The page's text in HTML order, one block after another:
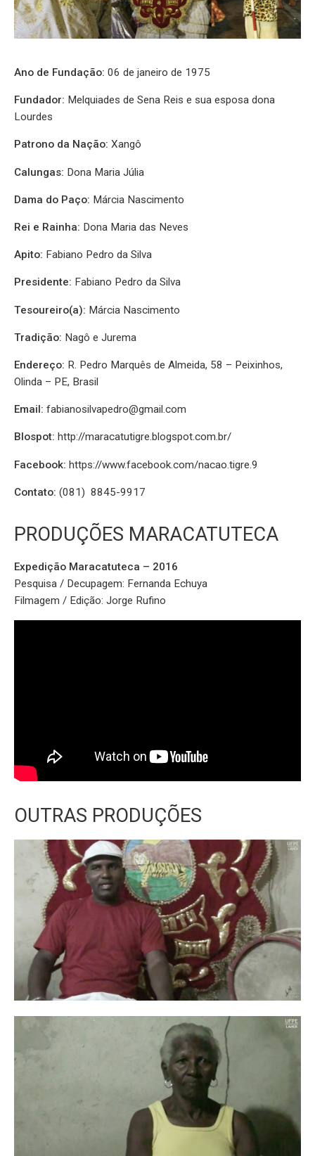
Ano de Fundação: 06 de janeiro de 1975
Fundador: Melquiades de Sena Reis e sua esposa dona
Lourdes
Patrono da Nação: Xangô
Calungas: Dona Maria Júlia
Dama do Paço: Márcia Nascimento
Rei e Rainha: Dona Maria das Neves
Apito: Fabiano Pedro da Silva
Presidente: Fabiano Pedro da Silva
Tesoureiro(a): Márcia Nascimento
Tradição: Nagô e Jurema
Endereço: R. Pedro Marquês de Almeida, 58 – Peixinhos,
Olinda – PE, Brasil
Email: fabianosilvapedro@gmail.com
Blospot: http://maracatutigre.blogspot.com.br/
Facebook: https://www.facebook.com/nacao.tigre.9
Contato: (081) 8845-9917
PRODUÇÕES MARACATUTECA
Expedição Maracatuteca – 2016
Pesquisa / Decupagem: Fernanda Echuya
Filmagem / Edição: Jorge Rufino
OUTRAS PRODUÇÕES